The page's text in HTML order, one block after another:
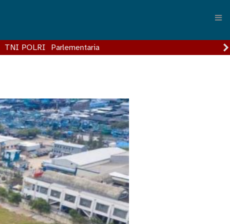
TNI POLRI Parlementaria